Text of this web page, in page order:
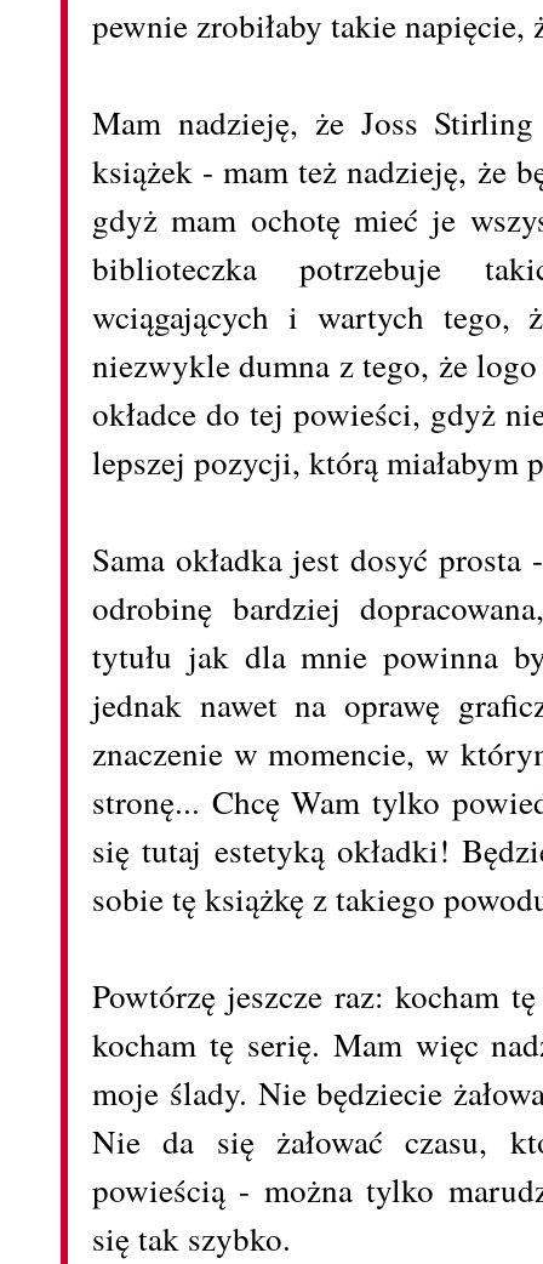
pewnie zrobiłaby takie napięcie,
Mam nadzieję, że Joss
książek - mam też nadzieję, że
gdyż mam ochotę mieć je
biblioteczka potrzebuje
wciągających i wartych tego,
niezwykle dumna z tego, że
okładce do tej powieści, gdyż
lepszej pozycji, którą miałabym
Sama okładka jest dosyć prosta
odrobinę bardziej
tytułu jak dla mnie powinna
jednak nawet na oprawę
znaczenie w momencie, w
stronę... Chcę Wam tylko
się tutaj estetyką okładki!
sobie tę książkę z takiego
Powtórzę jeszcze raz: kocham
kocham tę serię. Mam więc
moje ślady. Nie będziecie
Nie da się żałować czasu,
powieścią - można tylko
się tak szybko.